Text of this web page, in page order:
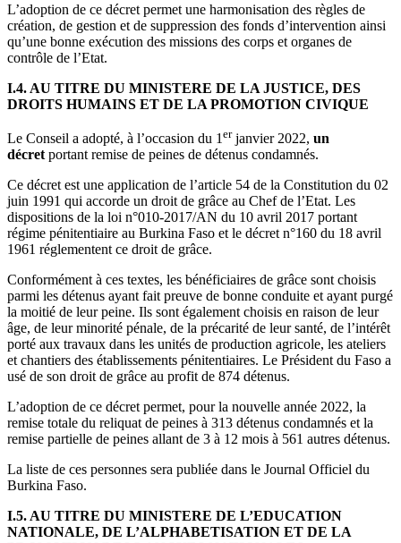
L’adoption de ce décret permet une harmonisation des règles de
création, de gestion et de suppression des fonds d’intervention ainsi
qu’une bonne exécution des missions des corps et organes de
contrôle de l’Etat.
I.4. AU TITRE DU MINISTERE DE LA JUSTICE, DES
DROITS HUMAINS ET DE LA PROMOTION CIVIQUE
Le Conseil a adopté, à l’occasion du 1 erjanvier 2022, un
décret portant remise de peines de détenus condamnés.
Ce décret est une application de l’article 54 de la Constitution du 02
juin 1991 qui accorde un droit de grâce au Chef de l’Etat. Les
dispositions de la loi n°010-2017/AN du 10 avril 2017 portant
régime pénitentiaire au Burkina Faso et le décret n°160 du 18 avril
1961 réglementent ce droit de grâce.
Conformément à ces textes, les bénéficiaires de grâce sont choisis
parmi les détenus ayant fait preuve de bonne conduite et ayant purgé
la moitié de leur peine. Ils sont également choisis en raison de leur
âge, de leur minorité pénale, de la précarité de leur santé, de l’intérêt
porté aux travaux dans les unités de production agricole, les ateliers
et chantiers des établissements pénitentiaires. Le Président du Faso a
usé de son droit de grâce au profit de 874 détenus.
L’adoption de ce décret permet, pour la nouvelle année 2022, la
remise totale du reliquat de peines à 313 détenus condamnés et la
remise partielle de peines allant de 3 à 12 mois à 561 autres détenus.
La liste de ces personnes sera publiée dans le Journal Officiel du
Burkina Faso.
I.5. AU TITRE DU MINISTERE DE L’EDUCATION
NATIONALE, DE L’ALPHABETISATION ET DE LA